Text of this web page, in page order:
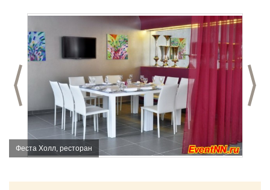
Предыдущий слайд
Феста Холл, ресторан